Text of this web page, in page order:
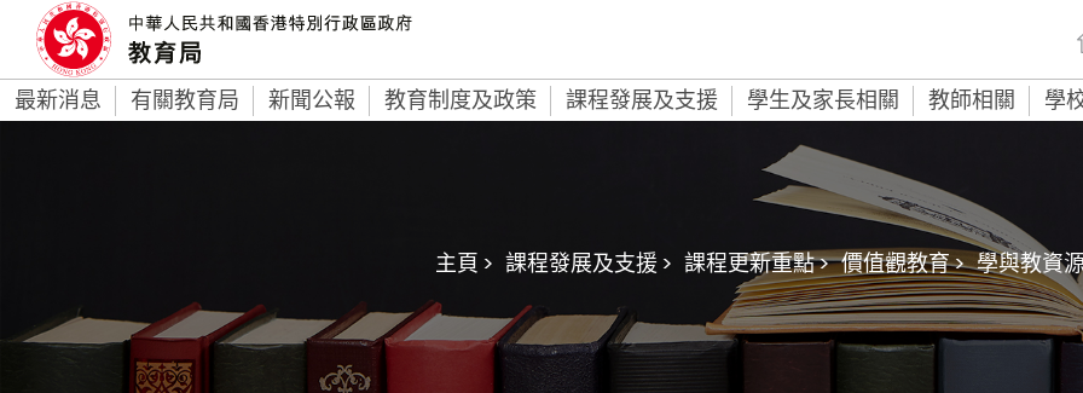
最新消息 有關教育局 新聞公報 教育制度及政策 課程發展及支援 學生及家長相關 教師相關 學
主頁 > 課程發展及支援 > 課程更新重點 > 價值觀教育 > 學與教資